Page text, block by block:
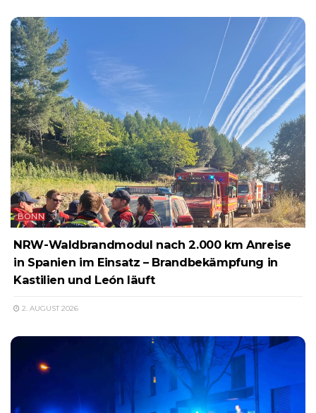
BONN
NRW-Waldbrandmodul nach 2.000 km Anreise
in Spanien im Einsatz – Brandbekämpfung in
Kastilien und León läuft
2. AUGUST 2026